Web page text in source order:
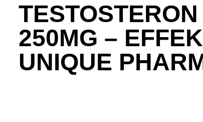
250MG –
UNIQUE